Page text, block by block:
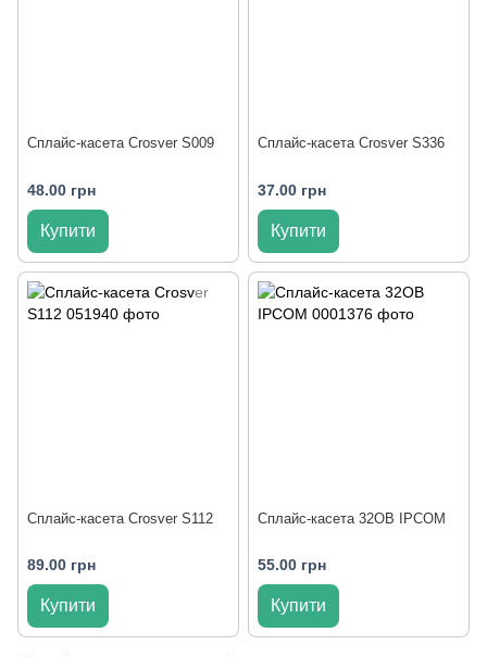
Сплайс-касета Crosver S009
48.00 грн
Купити
Сплайс-касета Crosver S336
37.00 грн
Купити
Сплайс-касета Crosver S112
89.00 грн
Купити
Сплайс-касета 32ОВ IPCOM
55.00 грн
Купити